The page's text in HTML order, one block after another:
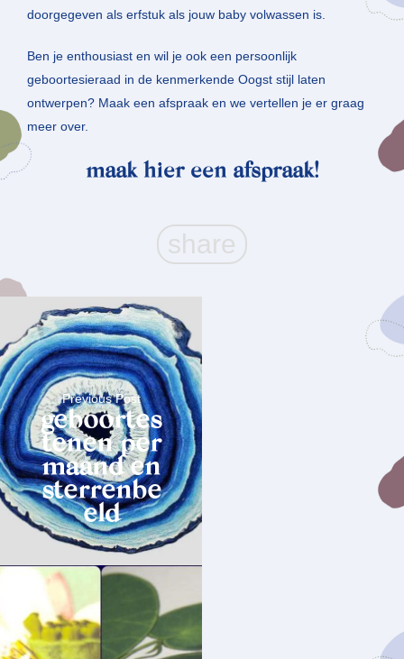
doorgegeven als erfstuk als jouw baby volwassen is.
Ben je enthousiast en wil je ook een persoonlijk
geboortesieraad in de kenmerkende Oogst stijl laten
ontwerpen? Maak een afspraak en we vertellen je er graag
meer over.
maak hier een afspraak!
Previous Post
geboortes
tenen per
maand en
sterrenbe
eld